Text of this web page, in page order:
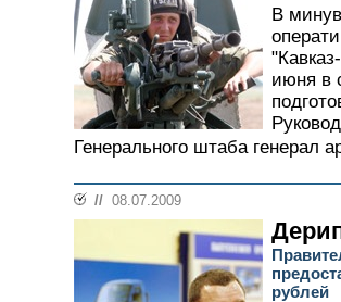
В
июня в
Генерального штаба генерал
// 08.07.2009
рублей